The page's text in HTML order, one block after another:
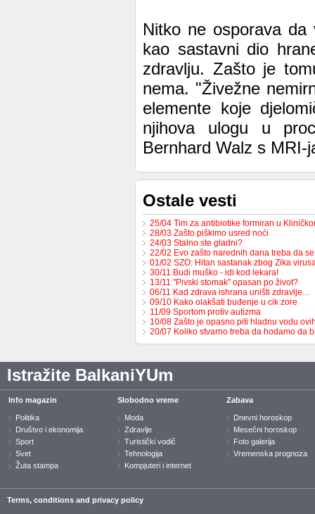
Nitko ne osporava
kao sastavni dio
zdravlju. Zašto je
nema. "Živežne
elemente koje
njihova ulogu u
Bernhard Walz s MRI-
Ostale vesti
25/04 Tim za antibiotike formiran u
28/03 Zašto piškimo usred noći
24/03 Stalno ste gladni?
22/02 Evo zašto narednih dana treba da
01/02 SZO: Hitan sastanak zbog Zika
30/11 Budi muško - idi kod lekara!
13/11 "Pivski stomak" opasan po život?
06/11 Kad zdrava ishrana uništi zdravlje...
09/10 Kako olakšati buđenje u cik zore
11/09 Sportom protiv autizma
10/08 Zašto je opasno piti hladnu vodu
20/07 Koliko stvarno treba da hodamo da
Istražite BalkaniYUm
Info magazin
Politika
Društvo i ekonomija
Sport
Svet
Žuta stampa
Slobodno vreme
Moda
Zdravlje
Turistički vodič
Tehnologija
Kompjuteri i internet
Zabava
Dnevni horoskop
Mesečni horoskop
Foto galerija
Vremenska prognoza
Terms, conditions and privacy policy